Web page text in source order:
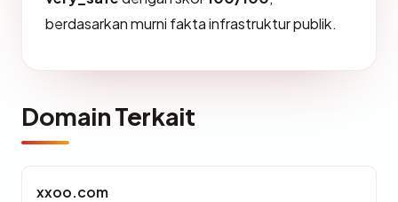
berdasarkan murni fakta infrastruktur publik.
Domain Terkait
xxoo.com